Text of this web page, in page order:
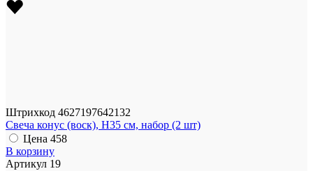
Штрихкод 4627197642132
Свеча конус (воск), H35 см, набор (2 шт)
Цена 458
В корзину
Артикул 19